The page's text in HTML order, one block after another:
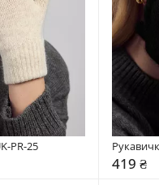
PR-25
419 ₴